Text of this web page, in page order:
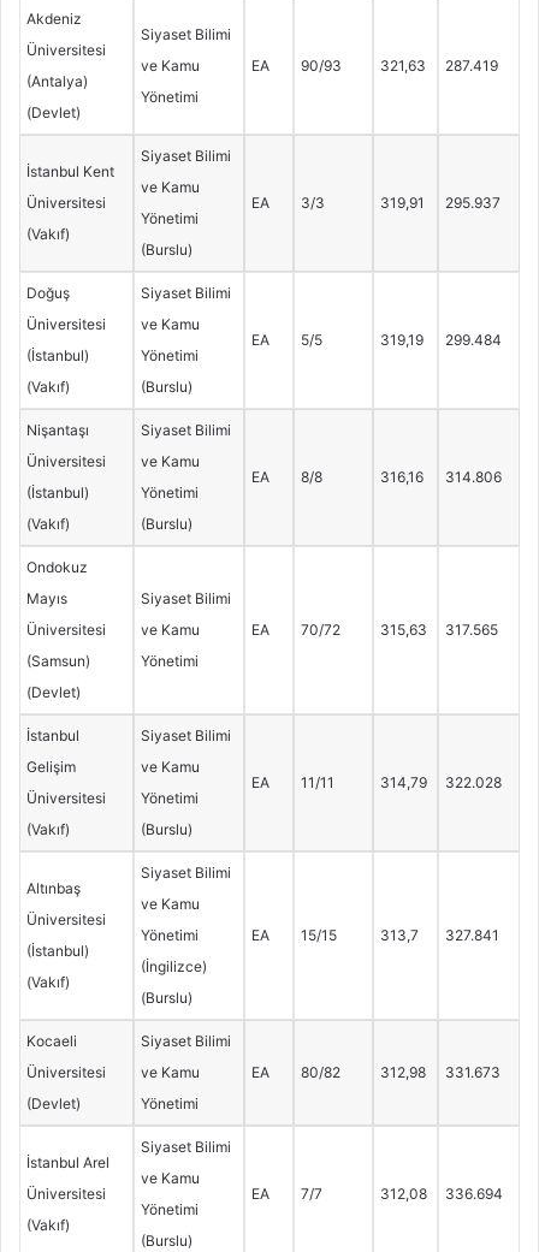
Akdeniz
Üniversitesi
(Antalya)
(Devlet)
Siyaset Bilimi
ve Kamu
Yönetimi
EA 90/93 321,63 287.419
İstanbul Kent
Üniversitesi
(Vakıf)
Siyaset Bilimi
ve Kamu
Yönetimi
(Burslu)
EA 3/3 319,91 295.937
Doğuş
Üniversitesi
(İstanbul)
(Vakıf)
Siyaset Bilimi
ve Kamu
Yönetimi
(Burslu)
EA 5/5 319,19 299.484
Nişantaşı
Üniversitesi
(İstanbul)
(Vakıf)
Siyaset Bilimi
ve Kamu
Yönetimi
(Burslu)
EA 8/8 316,16 314.806
Ondokuz
Mayıs
Üniversitesi
(Samsun)
(Devlet)
Siyaset Bilimi
ve Kamu
Yönetimi
EA 70/72 315,63 317.565
İstanbul
Gelişim
Üniversitesi
(Vakıf)
Siyaset Bilimi
ve Kamu
Yönetimi
(Burslu)
EA 11/11 314,79 322.028
Altınbaş
Üniversitesi
(İstanbul)
(Vakıf)
Siyaset Bilimi
ve Kamu
Yönetimi
(İngilizce)
(Burslu)
EA 15/15 313,7 327.841
Kocaeli
Üniversitesi
(Devlet)
Siyaset Bilimi
ve Kamu
Yönetimi
EA 80/82 312,98 331.673
İstanbul Arel
Üniversitesi
(Vakıf)
Siyaset Bilimi
ve Kamu
Yönetimi
(Burslu)
EA 7/7 312,08 336.694